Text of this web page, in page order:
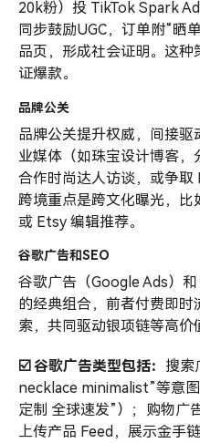
20k粉）投 TikTok Spark
同步鼓励UGC，订单附“晒
品页，形成社会证明。这
证爆款。
品牌公关
品牌公关提升权威，间接
业媒体（如珠宝设计博客，
合作时尚达人访谈，或争取
跨境重点是跨文化曝光，比
或 Etsy 编辑推荐。
谷歌广告和SEO
谷歌广告（Google Ads）
的经典组合，前者付费即
索，共同驱动银项链等高价
☑️ 谷歌广告类型包括： 搜索
necklace minimalist”等意
定制 全球速发”）；购物
上传产品 Feed，展示金手